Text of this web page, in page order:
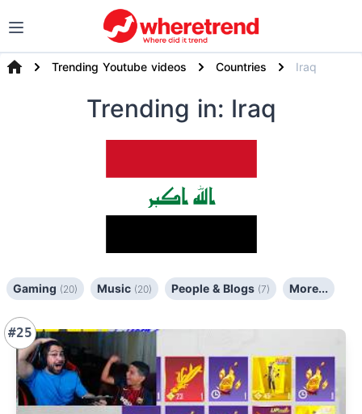
Trending Youtube videos Countries Iraq
Trending in: Iraq
Gaming (20) Music (20) People & Blogs (7) More...
#25